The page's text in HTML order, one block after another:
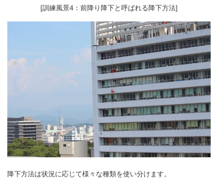
[訓練風景4：前降り降下と呼ばれる降下方法]
降下方法は状況に応じて様々な種類を使い分けます。